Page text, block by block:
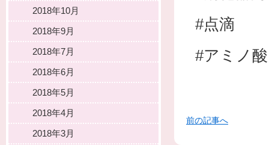
#点滴
#アミノ酸
前の記事へ
2018年10月
2018年9月
2018年7月
2018年6月
2018年5月
2018年4月
2018年3月